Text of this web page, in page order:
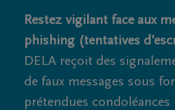
Restez vigilant face aux
phishing (tentatives
DELA reçoit des
de faux messages sous
prétendues condoléances